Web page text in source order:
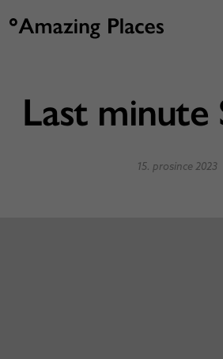
Last minute
15. prosince 2023